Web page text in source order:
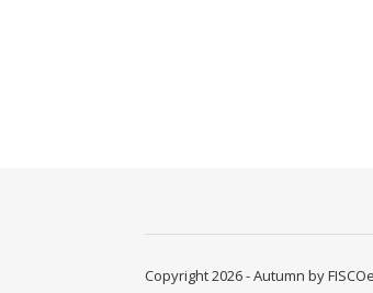
Copyright 2026 - Autumn by